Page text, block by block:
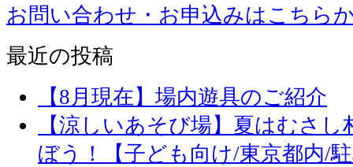
お問い合わせ・お申込みはこちら
最近の投稿
【8月現在】場内遊具のご紹介
【涼しいあそび場】夏はむさ
ぼう！【子ども向け/東京都内/